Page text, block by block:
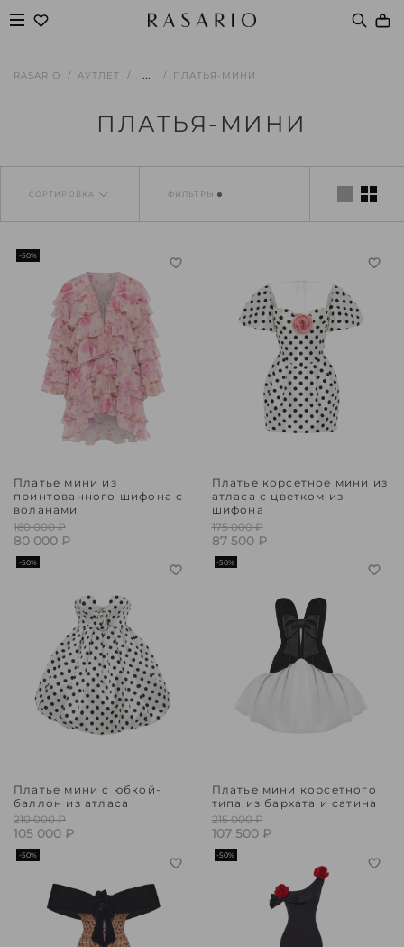
RASARIO АУТЛЕТ ... ПЛАТЬЯ-МИНИ
ПЛАТЬЯ-МИНИ
СОРТИРОВКА ФИЛЬТРЫ
-50%
Платье мини из
принтованного шифона с
воланами
160 000 ₽
80 000 ₽
Платье корсетное мини из
атласа с цветком из
шифона
175 000 ₽
87 500 ₽
-50%
Платье мини с юбкой-
баллон из атласа
210 000 ₽
105 000 ₽
-50%
Платье мини корсетного
типа из бархата и сатина
215 000 ₽
107 500 ₽
-50% -50%